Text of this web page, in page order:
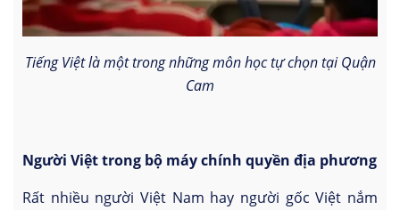
Tiếng Việt là một trong những môn học tự chọn tại Quận
Cam
Người Việt trong bộ máy chính quyền địa phương
Rất nhiều người Việt Nam hay người gốc Việt nắm